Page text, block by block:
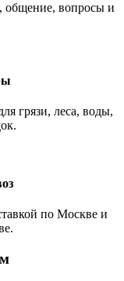
общение, вопросы и
грязи, леса, воды,
по Москве и